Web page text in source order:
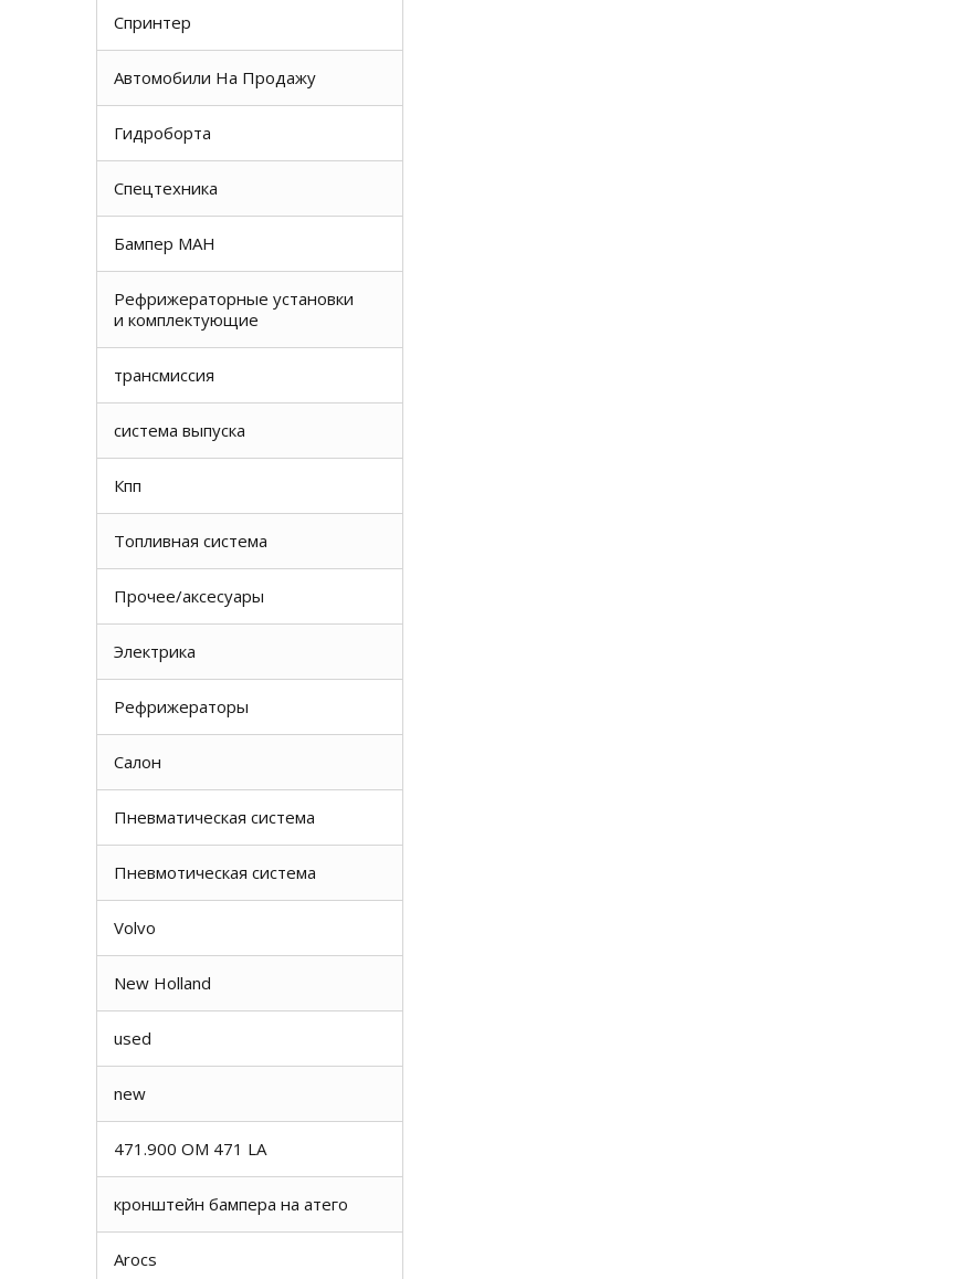
Спринтер
Автомобили На Продажу
Гидроборта
Спецтехника
Бампер МАН
Рефрижераторные установки
и комплектующие
трансмиссия
система выпуска
Кпп
Топливная система
Прочее/аксесуары
Электрика
Рефрижераторы
Салон
Пневматическая система
Пневмотическая система
Volvo
New Holland
used
new
471.900 OM 471 LA
кронштейн бампера на атего
Arocs